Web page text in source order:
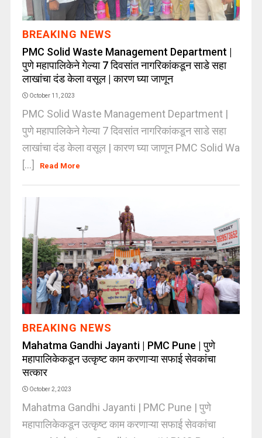
BREAKING NEWS
PMC Solid Waste Management Department |
पुणे महापालिकेने गेल्या 7 दिवसांत नागरिकांकडून साडे सहा
लाखांचा दंड केला वसूल | कारण घ्या जाणून
October 11, 2023
PMC Solid Waste Management Department |
पुणे महापालिकेने गेल्या 7 दिवसांत नागरिकांकडून साडे सहा
लाखांचा दंड केला वसूल | कारण घ्या जाणून PMC Solid Wa
[...]
Read More
BREAKING NEWS
Mahatma Gandhi Jayanti | PMC Pune | पुणे
महापालिकेकडून उत्कृष्ट काम करणाऱ्या सफाई सेवकांचा
सत्कार
October 2, 2023
Mahatma Gandhi Jayanti | PMC Pune | पुणे
महापालिकेकडून उत्कृष्ट काम करणाऱ्या सफाई सेवकांचा